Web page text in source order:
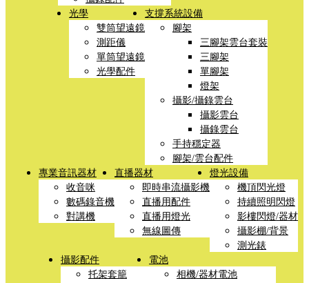
光學
雙筒望遠鏡
測距儀
單筒望遠鏡
光學配件
支撐系統設備
腳架
三腳架雲台套裝
三腳架
單腳架
燈架
攝影/攝錄雲台
攝影雲台
攝錄雲台
手持穩定器
腳架/雲台配件
專業音訊器材
收音咪
數碼錄音機
對講機
直播器材
即時串流攝影機
直播用配件
直播用燈光
無線圖傳
燈光設備
機頂閃光燈
持續照明閃燈
影樓閃燈/器材
攝影棚/背景
測光錶
攝影配件
托架套籠
電池
相機/器材電池